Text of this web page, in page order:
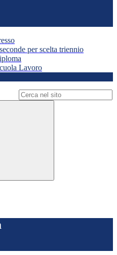
per scelta triennio
Lavoro